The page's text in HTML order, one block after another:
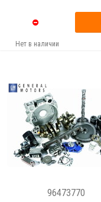
Нет в наличии
96473770